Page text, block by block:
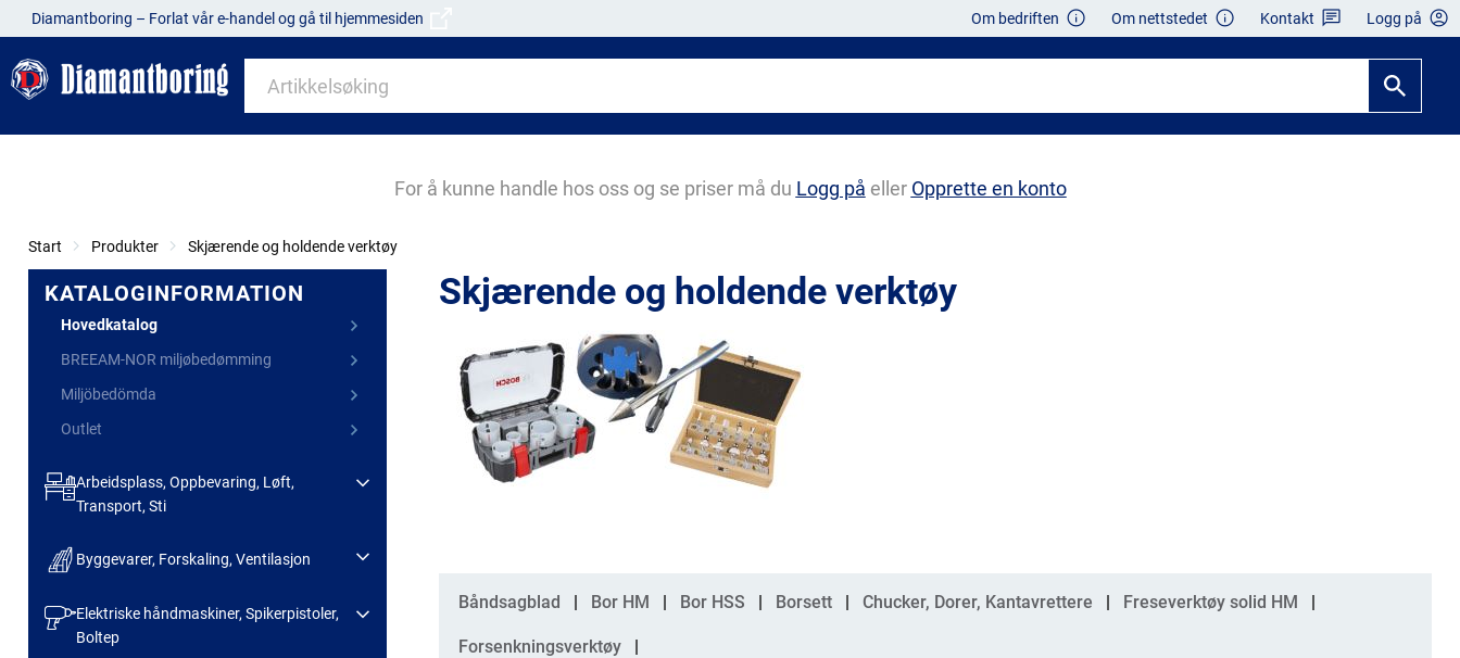
Diamantboring – Forlat vår e-handel og gå til hjemmesiden Om bedriften Om nettstedet Kontakt Logg på
For å kunne handle hos oss og se priser må du Logg på eller Opprette en konto
Start Produkter Skjærende og holdende verktøy
KATALOGINFORMATION
Hovedkatalog
BREEAM-NOR miljøbedømming
Miljöbedömda
Outlet
Arbeidsplass, Oppbevaring, Løft,
Transport, Sti
Byggevarer, Forskaling, Ventilasjon
Elektriske håndmaskiner, Spikerpistoler,
Boltep
Skjærende og holdende verktøy
Kategorier
Båndsagblad Bor HM Bor HSS Borsett Chucker, Dorer, Kantavrettere Freseverktøy solid HM
Forsenkningsverktøy